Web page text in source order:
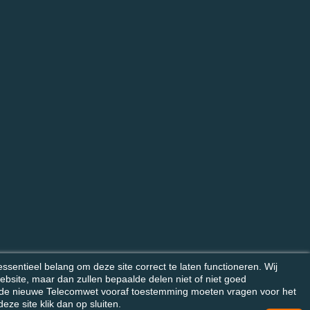
belang om deze site correct te laten functioneren. Wij
maar dan zullen bepaalde delen niet of niet goed
nieuwe Telecomwet vooraf toestemming moeten vragen voor het
site klik dan op sluiten.